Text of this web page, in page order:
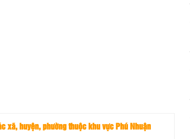
xã, huyện, phường thuộc khu vực Phú Nhuận